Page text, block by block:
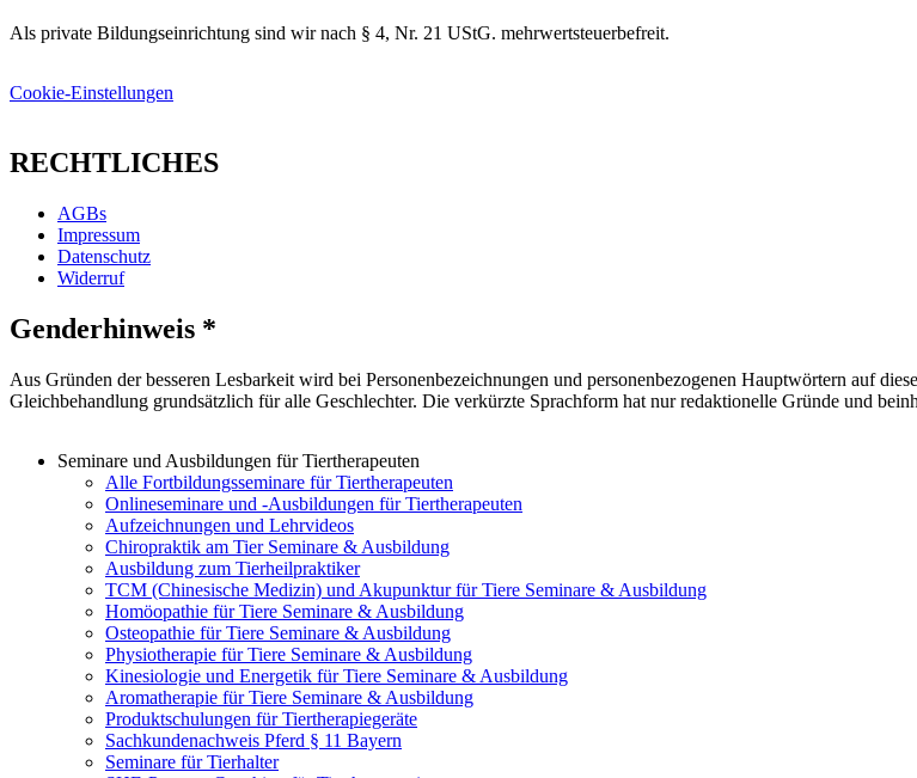
Als private Bildungseinrichtung sind wir nach § 4, Nr. 21 UStG. mehrwertsteuerbefreit.
Cookie-Einstellungen
RECHTLICHES
AGBs
Impressum
Datenschutz
Widerruf
Genderhinweis *
Aus Gründen der besseren Lesbarkeit wird bei Personenbezeichnungen und personenbezogenen Hauptwörtern auf
Gleichbehandlung grundsätzlich für alle Geschlechter. Die verkürzte Sprachform hat nur redaktionelle Gründe und
Seminare und Ausbildungen für Tiertherapeuten
Alle Fortbildungsseminare für Tiertherapeuten
Onlineseminare und -Ausbildungen für Tiertherapeuten
Aufzeichnungen und Lehrvideos
Chiropraktik am Tier Seminare & Ausbildung
Ausbildung zum Tierheilpraktiker
TCM (Chinesische Medizin) und Akupunktur für Tiere Seminare & Ausbildung
Homöopathie für Tiere Seminare & Ausbildung
Osteopathie für Tiere Seminare & Ausbildung
Physiotherapie für Tiere Seminare & Ausbildung
Kinesiologie und Energetik für Tiere Seminare & Ausbildung
Aromatherapie für Tiere Seminare & Ausbildung
Produktschulungen für Tiertherapiegeräte
Sachkundenachweis Pferd § 11 Bayern
Seminare für Tierhalter